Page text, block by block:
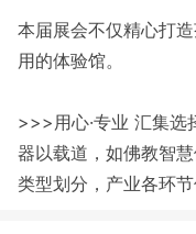
本届展会不仅精心打
用的体验馆。
>>>用心·专业 汇集选
器以载道，如佛教智
类型划分，产业各环